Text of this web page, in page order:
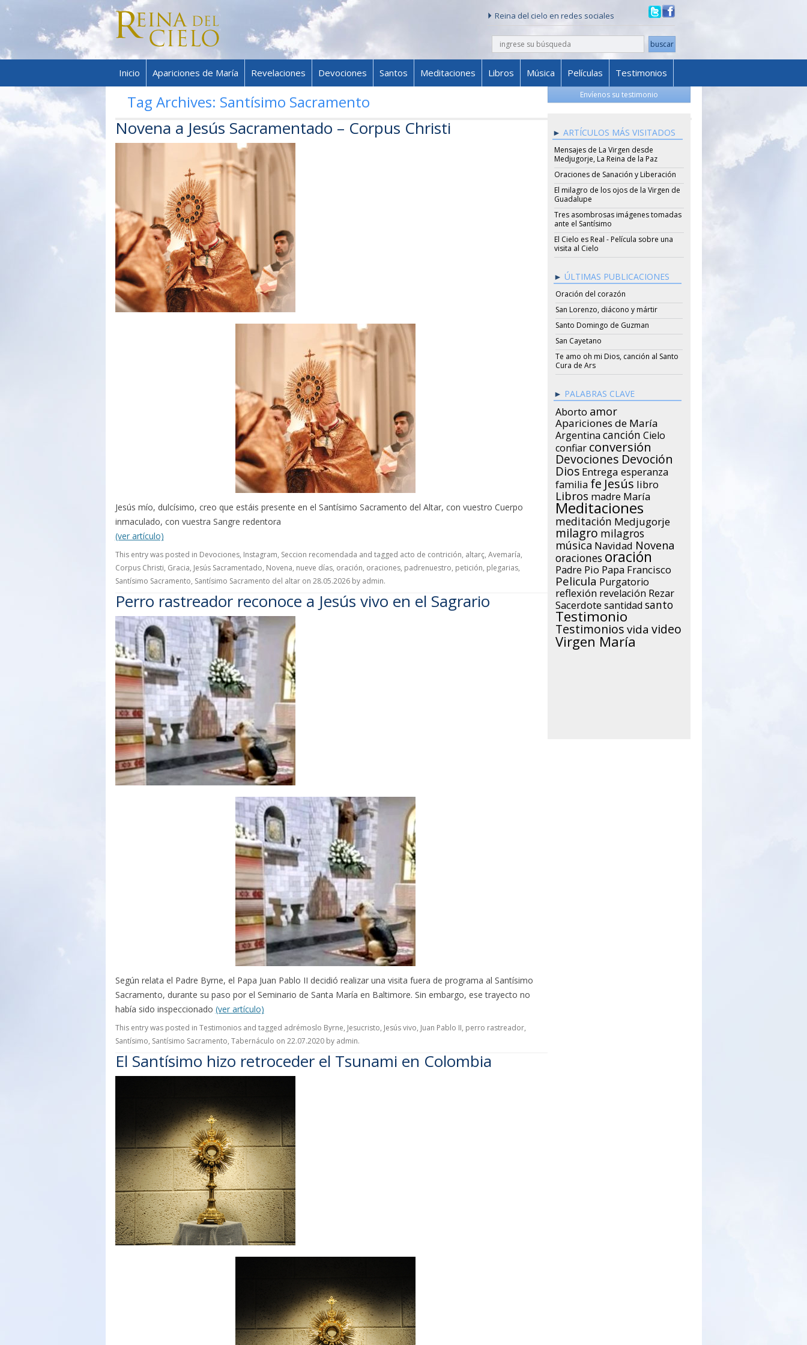
Reina del cielo en redes sociales
buscar
Skip to content
Inicio Apariciones de María Revelaciones Devociones Santos Meditaciones Libros Música Películas Testimonios
Tag Archives: Santísimo Sacramento
Novena a Jesús Sacramentado – Corpus Christi
Jesús mío, dulcísimo, creo que estáis presente en el Santísimo Sacramento del Altar, con vuestro Cuerpo
inmaculado, con vuestra Sangre redentora
(ver artículo)
This entry was posted in Devociones, Instagram, Seccion recomendada and tagged acto de contrición, altarç, Avemaría,
Corpus Christi, Gracia, Jesús Sacramentado, Novena, nueve días, oración, oraciones, padrenuestro, petición, plegarias,
Santísimo Sacramento, Santísimo Sacramento del altaron 28.05.2026by admin.
Perro rastreador reconoce a Jesús vivo en el Sagrario
Según relata el Padre Byrne, el Papa Juan Pablo II decidió realizar una visita fuera de programa al Santísimo
Sacramento, durante su paso por el Seminario de Santa María en Baltimore. Sin embargo, ese trayecto no
había sido inspeccionado (ver artículo)
This entry was posted in Testimoniosand tagged adrémoslo Byrne, Jesucristo, Jesús vivo, Juan Pablo II, perro rastreador,
Santísimo, Santísimo Sacramento, Tabernáculo on 22.07.2020by admin.
El Santísimo hizo retroceder el Tsunami en Colombia
Envíenos su testimonio
ARTÍCULOS MÁS VISITADOS
Mensajes de La Virgen desde
Medjugorje, La Reina de la Paz
Oraciones de Sanación y Liberación
El milagro de los ojos de la Virgen de
Guadalupe
Tres asombrosas imágenes tomadas
ante el Santísimo
El Cielo es Real - Película sobre una
visita al Cielo
ÚLTIMAS PUBLICACIONES
Oración del corazón
San Lorenzo, diácono y mártir
Santo Domingo de Guzman
San Cayetano
Te amo oh mi Dios, canción al Santo
Cura de Ars
PALABRAS CLAVE
Aborto amor
Apariciones de María
Argentina canción Cielo
confiar conversión
Devociones Devoción
Dios Entrega esperanza
familia fe Jesús libro
Libros madre María
Meditaciones
meditación Medjugorje
milagro milagros
música Navidad Novena
oraciones oración
Padre Pio Papa Francisco
Pelicula Purgatorio
reflexión revelación Rezar
Sacerdote santidad santo
Testimonio
Testimonios vida video
Virgen María